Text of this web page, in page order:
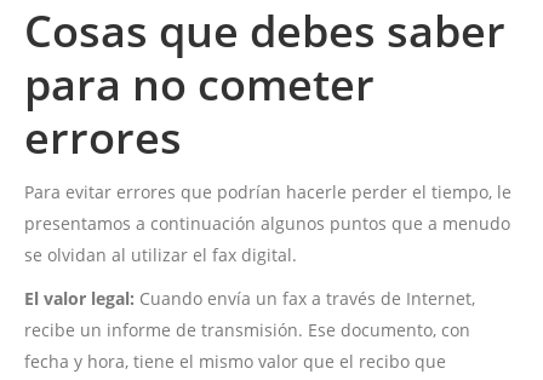
Cosas que debes saber
para no cometer
errores
Para evitar errores que podrían hacerle perder el tiempo, le
presentamos a continuación algunos puntos que a menudo
se olvidan al utilizar el fax digital.
El valor legal: Cuando envía un fax a través de Internet,
recibe un informe de transmisión. Ese documento, con
fecha y hora, tiene el mismo valor que el recibo que